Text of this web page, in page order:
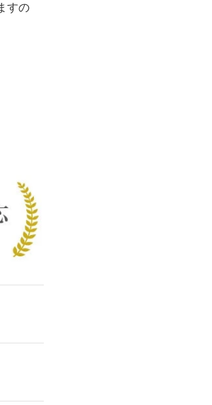
すの